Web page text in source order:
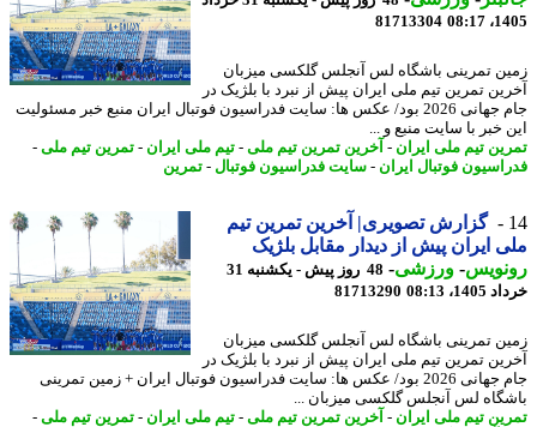
81713304
تمرینی باشگاه لس آنجلس گلکسی میزبان
تمرین تیم ملی ایران پیش از نبرد با بلژیک در
جام جهانی 2026 بود/ عکس ها: سایت فدراسیون فوتبال ایران منبع خبر مسئولیت
خبر با سایت منبع و ...
تیم ملی ایران - آخرین تمرین تیم ملی -تیم ملی ایران - تمرین تیم ملی -
فوتبال ایران - سایت فدراسیون فوتبال-تمرین
گزارش تصویری| آخرین تمرین تیم
ایران پیش از دیدار مقابل بلژیک
-ورزشی-
48 روز پیش - یکشنبه 31
08:13
81713290
تمرینی باشگاه لس آنجلس گلکسی میزبان
تمرین تیم ملی ایران پیش از نبرد با بلژیک در
جام جهانی 2026 بود/ عکس ها: سایت فدراسیون فوتبال ایران + زمین تمرینی
لس آنجلس گلکسی میزبان ...
تیم ملی ایران - آخرین تمرین تیم ملی -تیم ملی ایران - تمرین تیم ملی -